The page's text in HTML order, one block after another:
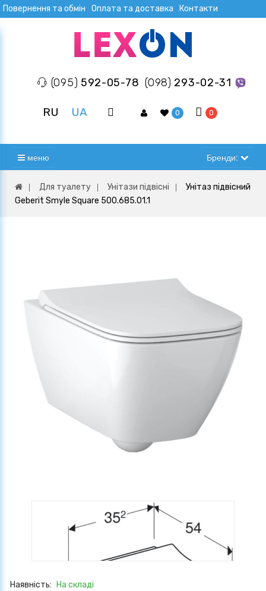
Повернення та обмін Оплата та доставка Контакти
(095) 592-05-78 (098) 293-02-31
RU UA 0 0
меню Бренди:
Для туалету Унітази підвісні
Унітаз підвісний
Geberit Smyle Square 500.685.01.1
Наявність:
На складі